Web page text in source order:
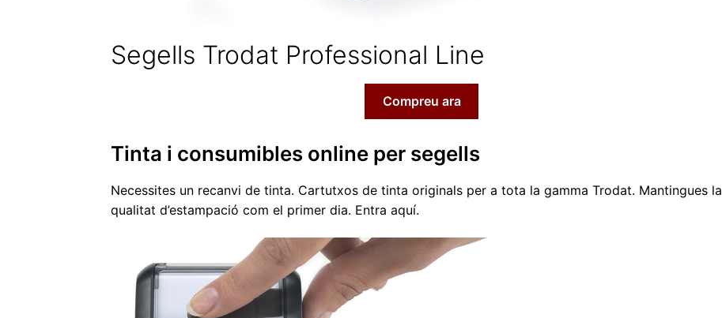
Segells Trodat Professional Line
Compreu ara
Tinta i consumibles online per segells
Necessites un recanvi de tinta. Cartutxos de tinta originals per a tota la gamma Trodat. Mantingues la
qualitat d’estampació com el primer dia. Entra aquí.